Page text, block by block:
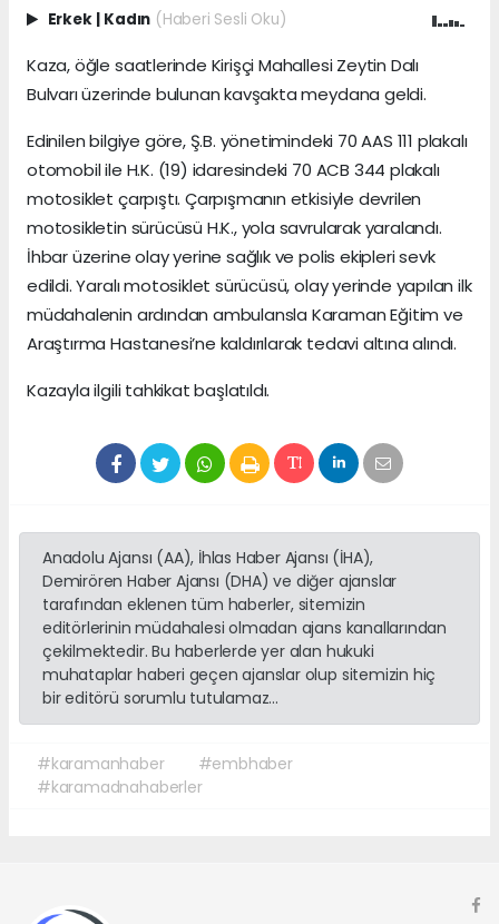
Erkek | Kadın (Haberi Sesli Oku)
Kaza, öğle saatlerinde Kirişçi Mahallesi Zeytin Dalı
Bulvarı üzerinde bulunan kavşakta meydana geldi.
Edinilen bilgiye göre, Ş.B. yönetimindeki 70 AAS 111 plakalı
otomobil ile H.K. (19) idaresindeki 70 ACB 344 plakalı
motosiklet çarpıştı. Çarpışmanın etkisiyle devrilen
motosikletin sürücüsü H.K., yola savrularak yaralandı.
İhbar üzerine olay yerine sağlık ve polis ekipleri sevk
edildi. Yaralı motosiklet sürücüsü, olay yerinde yapılan ilk
müdahalenin ardından ambulansla Karaman Eğitim ve
Araştırma Hastanesi’ne kaldırılarak tedavi altına alındı.
Kazayla ilgili tahkikat başlatıldı.
Anadolu Ajansı (AA), İhlas Haber Ajansı (İHA),
Demirören Haber Ajansı (DHA) ve diğer ajanslar
tarafından eklenen tüm haberler, sitemizin
editörlerinin müdahalesi olmadan ajans kanallarından
çekilmektedir. Bu haberlerde yer alan hukuki
muhataplar haberi geçen ajanslar olup sitemizin hiç
bir editörü sorumlu tutulamaz...
#karamanhaber
#embhaber
#karamadnahaberler